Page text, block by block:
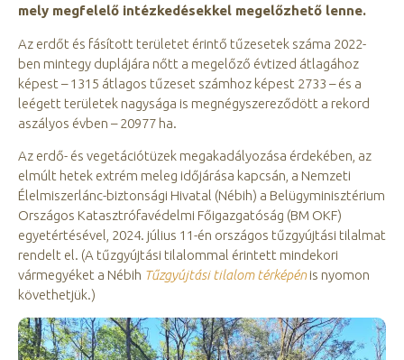
mely megfelelő intézkedésekkel megelőzhető lenne.
Az erdőt és fásított területet érintő tűzesetek száma 2022-
ben mintegy duplájára nőtt a megelőző évtized átlagához
képest – 1315 átlagos tűzeset számhoz képest 2733 – és a
leégett területek nagysága is megnégyszereződött a rekord
aszályos évben – 20977 ha.
Az erdő- és vegetációtüzek megakadályozása érdekében, az
elmúlt hetek extrém meleg időjárása kapcsán, a Nemzeti
Élelmiszerlánc-biztonsági Hivatal (Nébih) a Belügyminisztérium
Országos Katasztrófavédelmi Főigazgatóság (BM OKF)
egyetértésével, 2024. július 11-én országos tűzgyújtási tilalmat
rendelt el. (A tűzgyújtási tilalommal érintett mindekori
vármegyéket a Nébih Tűzgyújtási tilalom térképénis nyomon
követhetjük.)